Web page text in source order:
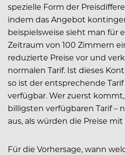
spezielle Form der
indem das Angebot
beispielsweise sieht man für
Zeitraum von 100 Zimmern
reduzierte Preise vor und
normalen Tarif. Ist dieses
so ist der entsprechende
verfügbar. Wer zuerst
billigsten verfügbaren Tarif –
aus, als würden die Preise
Für die Vorhersage, wann